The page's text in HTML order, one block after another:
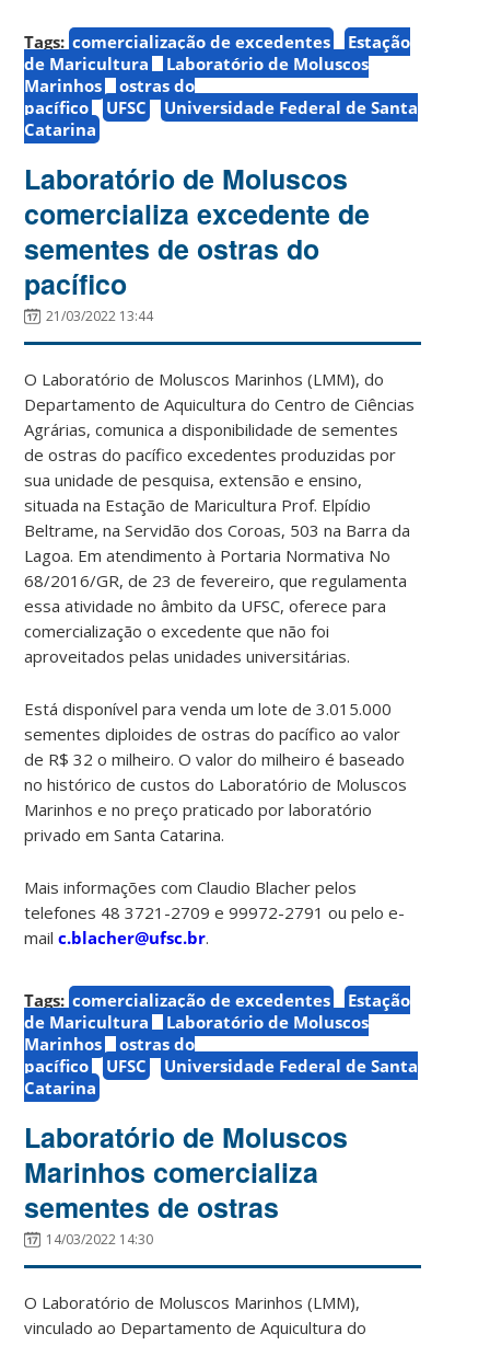
Tags: comercialização de excedentes
Estação
de Maricultura
Laboratório de Moluscos
Marinhos
ostras do
pacífico
UFSC
Universidade Federal de Santa
Catarina
Laboratório de Moluscos
comercializa excedente de
sementes de ostras do
pacífico
21/03/2022 13:44
O Laboratório de Moluscos Marinhos (LMM), do
Departamento de Aquicultura do Centro de Ciências
Agrárias, comunica a disponibilidade de sementes
de ostras do pacífico excedentes produzidas por
sua unidade de pesquisa, extensão e ensino,
situada na Estação de Maricultura Prof. Elpídio
Beltrame, na Servidão dos Coroas, 503 na Barra da
Lagoa. Em atendimento à Portaria Normativa No
68/2016/GR, de 23 de fevereiro, que regulamenta
essa atividade no âmbito da UFSC, oferece para
comercialização o excedente que não foi
aproveitados pelas unidades universitárias.
Está disponível para venda um lote de 3.015.000
sementes diploides de ostras do pacífico ao valor
de R$ 32 o milheiro. O valor do milheiro é baseado
no histórico de custos do Laboratório de Moluscos
Marinhos e no preço praticado por laboratório
privado em Santa Catarina.
Mais informações com Claudio Blacher pelos
telefones 48 3721-2709 e 99972-2791 ou pelo e-
mailc.blacher@ufsc.br.
Tags: comercialização de excedentes
Estação
de Maricultura
Laboratório de Moluscos
Marinhos
ostras do
pacífico
UFSC
Universidade Federal de Santa
Catarina
Laboratório de Moluscos
Marinhos comercializa
sementes de ostras
14/03/2022 14:30
O Laboratório de Moluscos Marinhos (LMM),
vinculado ao Departamento de Aquicultura do